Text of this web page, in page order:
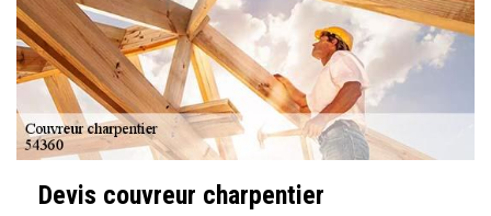
Devis couvreur charpentier